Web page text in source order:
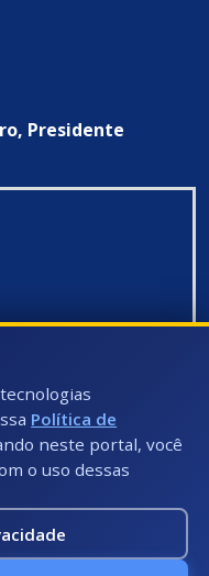
Presidente
©: 2026
Política de
neste portal, você
o uso dessas